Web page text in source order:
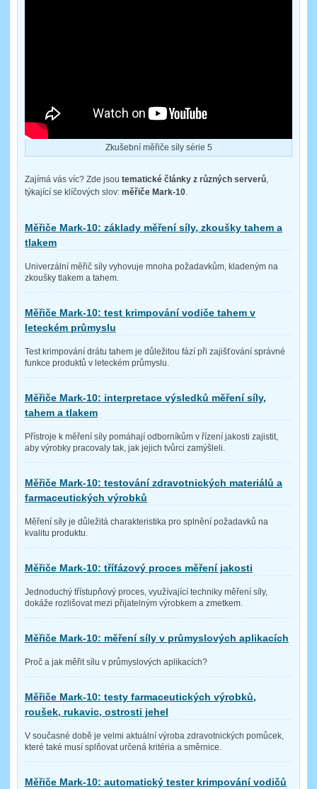
Zkušební měřiče síly série 5
Zajímá vás víc? Zde jsou tematické články z různých serverů,
týkající se klíčových slov: měřiče Mark-10.
Měřiče Mark-10: základy měření síly, zkoušky tahem a
tlakem
Univerzální měřič síly vyhovuje mnoha požadavkům, kladeným na
zkoušky tlakem a tahem.
Měřiče Mark-10: test krimpování vodiče tahem v
leteckém průmyslu
Test krimpování drátu tahem je důležitou fází při zajišťování správné
funkce produktů v leteckém průmyslu.
Měřiče Mark-10: interpretace výsledků měření síly,
tahem a tlakem
Přístroje k měření síly pomáhají odborníkům v řízení jakosti zajistit,
aby výrobky pracovaly tak, jak jejich tvůrci zamýšleli.
Měřiče Mark-10: testování zdravotnických materiálů a
farmaceutických výrobků
Měření síly je důležitá charakteristika pro splnění požadavků na
kvalitu produktu.
Měřiče Mark-10: třífázový proces měření jakosti
Jednoduchý třístupňový proces, využívající techniky měření síly,
dokáže rozlišovat mezi přijatelným výrobkem a zmetkem.
Měřiče Mark-10: měření síly v průmyslových aplikacích
Proč a jak měřit sílu v průmyslových aplikacích?
Měřiče Mark-10: testy farmaceutických výrobků,
roušek, rukavic, ostrosti jehel
V současné době je velmi aktuální výroba zdravotnických pomůcek,
které také musí splňovat určená kritéria a směrnice.
Měřiče Mark-10: automatický tester krimpování vodičů